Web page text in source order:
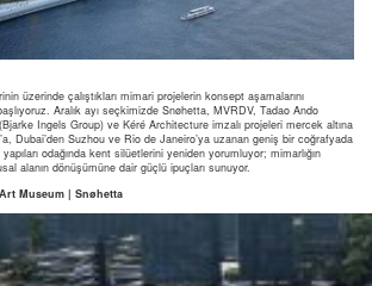
üzerinde çalıştıkları mimari projelerin konsept aşamalarını
Aralık ayı seçkimizde Snøhetta, MVRDV, Tadao Ando
Ingels Group) ve Kéré Architecture imzalı projeleri mercek altına
Dubai’den Suzhou ve Rio de Janeiro’ya uzanan geniş bir coğrafyada
odağında kent silüetlerini yeniden yorumluyor; mimarlığın
alanın dönüşümüne dair güçlü ipuçları sunuyor.
Museum | Snøhetta